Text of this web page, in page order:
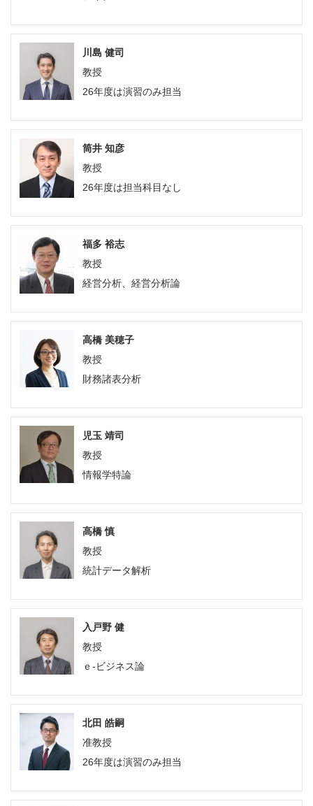
川島 健司
教授
26年度は演習のみ担当
筒井 知彦
教授
26年度は担当科目なし
福多 裕志
教授
経営分析、経営分析論
高橋 美穂子
教授
財務諸表分析
児玉 靖司
教授
情報学特論
高橋 慎
教授
統計データ解析
入戸野 健
教授
ｅ-ビジネス論
北田 皓嗣
准教授
26年度は演習のみ担当